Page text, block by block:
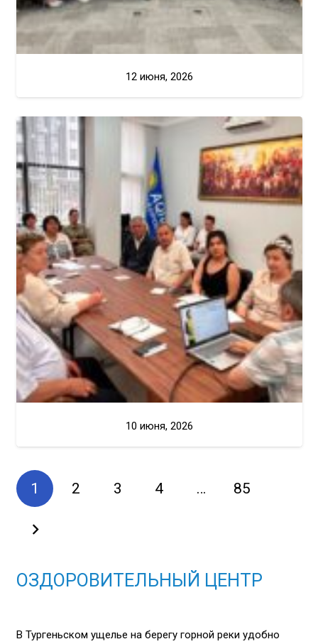
12 июня, 2026
10 июня, 2026
1 2 3 4 … 85
ОЗДОРОВИТЕЛЬНЫЙ ЦЕНТР
В Тургеньском ущелье на берегу горной реки удобно